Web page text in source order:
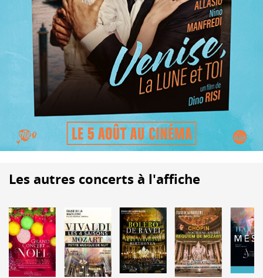
Les autres concerts à l'affiche